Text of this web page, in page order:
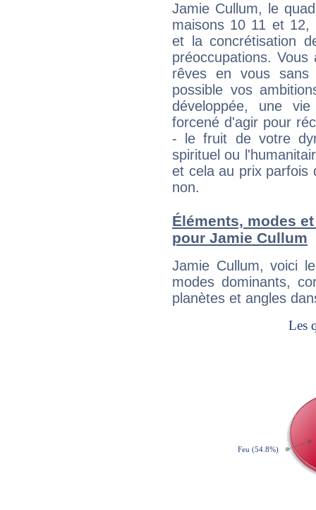
Jamie Cullum, le
maisons 10 11 et 12,
et la concrétisation
préoccupations.
rêves en vous sans
possible vos
développée, une
forcené d'agir pour
- le fruit de votre
spirituel ou
et cela au prix parfois
non.
Éléments, modes
pour Jamie Cullum
Jamie Cullum, voici
modes dominants,
planètes et angles